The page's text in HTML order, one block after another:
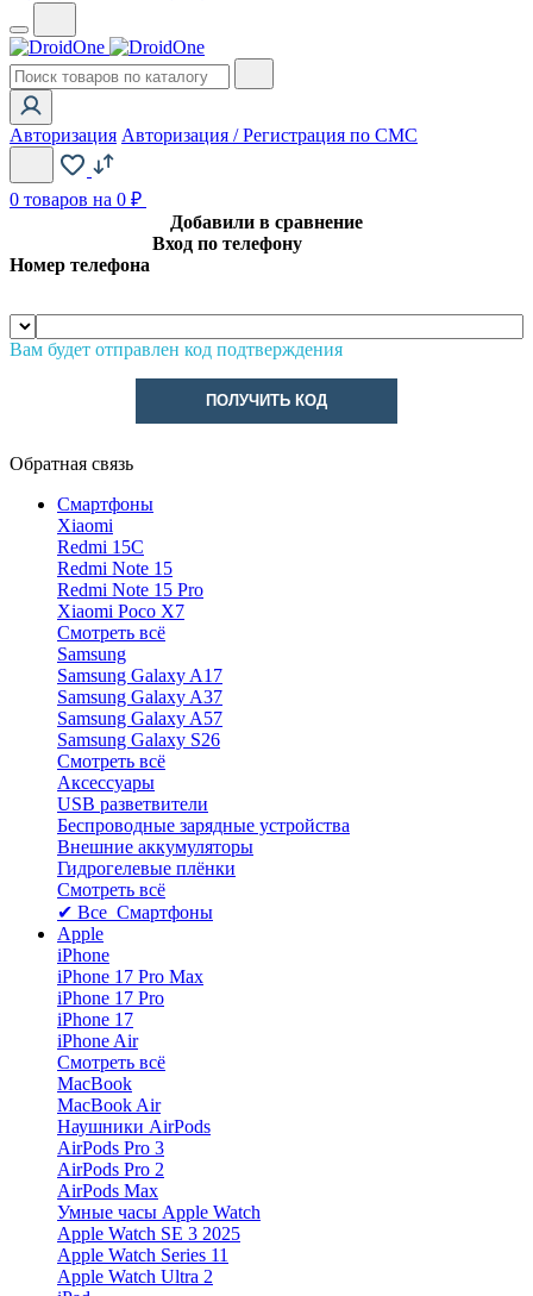
Авторизация Авторизация / Регистрация по СМС
0 товаров на 0 ₽
Добавили в сравнение
Вход по телефону
Номер телефона
Вам будет отправлен код подтверждения
ПОЛУЧИТЬ КОД
Обратная связь
Смартфоны
Xiaomi
Redmi 15C
Redmi Note 15
Redmi Note 15 Pro
Xiaomi Poco X7
Смотреть всё
Samsung
Samsung Galaxy A17
Samsung Galaxy A37
Samsung Galaxy A57
Samsung Galaxy S26
Смотреть всё
Аксессуары
USB разветвители
Беспроводные зарядные устройства
Внешние аккумуляторы
Гидрогелевые плёнки
Смотреть всё
✔ Все Смартфоны
Apple
iPhone
iPhone 17 Pro Max
iPhone 17 Pro
iPhone 17
iPhone Air
Смотреть всё
MacBook
MacBook Air
Наушники AirPods
AirPods Pro 3
AirPods Pro 2
AirPods Max
Умные часы Apple Watch
Apple Watch SE 3 2025
Apple Watch Series 11
Apple Watch Ultra 2